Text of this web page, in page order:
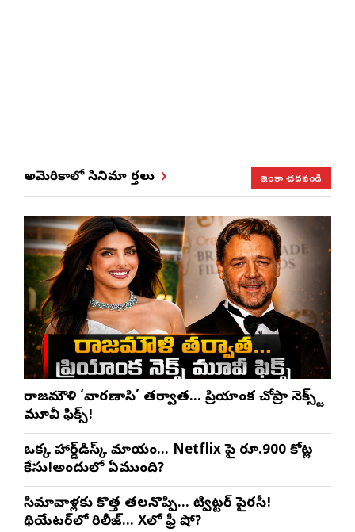
అమెరికాలో సినిమా వార్తలు ఇంకా చదవండి
రాజమౌళి ‘వారణాసి’ తర్వాత… ప్రియాంక చోప్రా నెక్స్ట్
మూవీ ఫిక్స్!
ఒక్క హార్డ్‌డిస్క్ మాయం… Netflix పై రూ.900 కోట్ల
కేసు!అందులో ఏముంది?
సినిమావాళ్లకు కొత్త తలనొప్పి… ట్విట్టర్ పైరసీ!
థియేటర్‌లో రిలీజ్… Xలో ఫ్రీ షో?